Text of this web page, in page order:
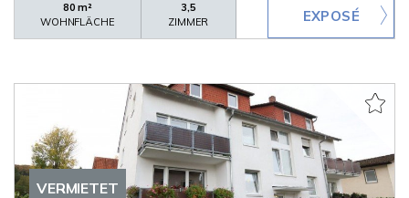
80 m²
WOHNFLÄCHE
3,5
ZIMMER
VERMIETET